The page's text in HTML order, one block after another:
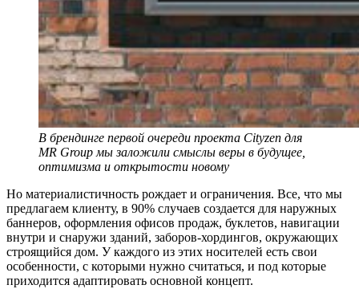
В брендинге первой очереди проекта Cityzen для
MR Group мы заложили смыслы веры в будущее,
оптимизма и открытости новому
Но материалистичность рождает и ограничения. Все, что мы
предлагаем клиенту, в 90% случаев создается для наружных
баннеров, оформления офисов продаж, буклетов, навигации
внутри и снаружи зданий, заборов-хордингов, окружающих
строящийся дом. У каждого из этих носителей есть свои
особенности, с которыми нужно считаться, и под которые
приходится адаптировать основной концепт.